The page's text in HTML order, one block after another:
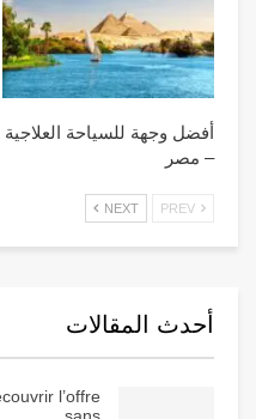
أفضل وجهة للسياحة العلاجية
– مصر
NEXT
أحدث المقالات
l’offre